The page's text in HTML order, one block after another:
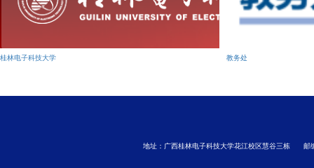
桂林电子科技大学 教务处
地址：广西桂林电子科技大学花江校区慧谷三栋 邮